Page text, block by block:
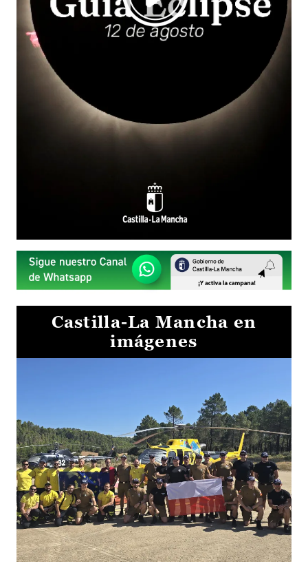
Castilla-La Mancha en
imágenes